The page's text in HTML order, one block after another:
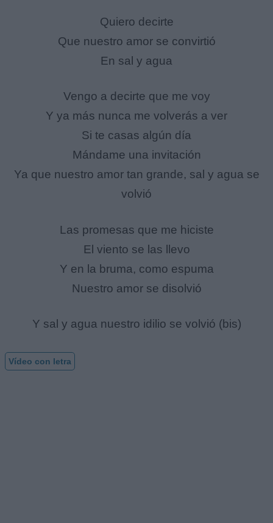
Quiero decirte
Que nuestro amor se convirtió
En sal y agua
Vengo a decirte que me voy
Y ya más nunca me volverás a ver
Si te casas algún día
Mándame una invitación
Ya que nuestro amor tan grande, sal y agua se
volvió
Las promesas que me hiciste
El viento se las llevo
Y en la bruma, como espuma
Nuestro amor se disolvió
Y sal y agua nuestro idilio se volvió (bis)
Vídeo con letra